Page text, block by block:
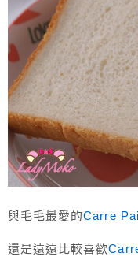
與毛毛最愛的Carre
還是遠遠比較喜歡